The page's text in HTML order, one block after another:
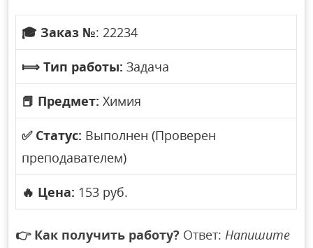
🎓 Заказ №: 22234
⟾ Тип работы: Задача
📕 Предмет: Химия
✅ Статус: Выполнен (Проверен
преподавателем)
🔥 Цена: 153 руб.
👉 Как получить работу? Ответ:Напишите